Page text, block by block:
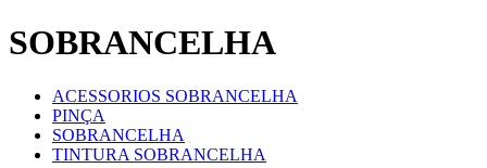
SOBRANCELHA
ACESSORIOS SOBRANCELHA
PINÇA
SOBRANCELHA
TINTURA SOBRANCELHA